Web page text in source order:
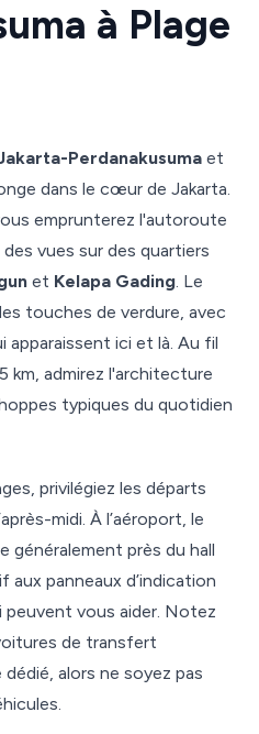
à Plage
Perdanakusuma et
dans le cœur de Jakarta.
emprunterez l'autoroute
vues sur des quartiers
et Kelapa Gading. Le
touches de verdure, avec
apparaissent ici et là. Au fil
km, admirez l'architecture
typiques du quotidien
privilégiez les départs
midi. À l’aéroport, le
généralement près du hall
panneaux d’indication
peuvent vous aider. Notez
de transfert
alors ne soyez pas